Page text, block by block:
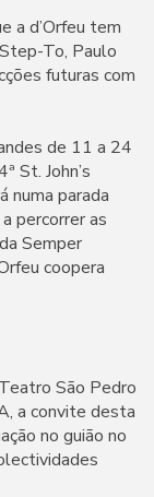
a d’Orfeu tem
To, Paulo
futuras com
de 11 a 24
St. John’s
numa parada
percorrer as
Semper
coopera
São Pedro
a convite desta
no guião no